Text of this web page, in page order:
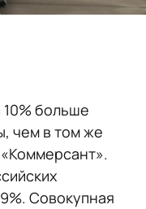
10% больше
чем в том же
«Коммерсант».
Совокупная